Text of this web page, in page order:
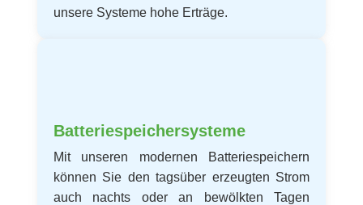
unsere Systeme hohe Erträge.
Batteriespeichersysteme
Mit unseren modernen Batteriespeichern
können Sie den tagsüber erzeugten Strom
auch nachts oder an bewölkten Tagen